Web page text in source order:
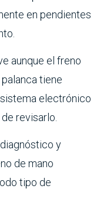
en pendientes
aunque el freno
tiene
electrónico
revisarlo.
y
de mano
tipo de